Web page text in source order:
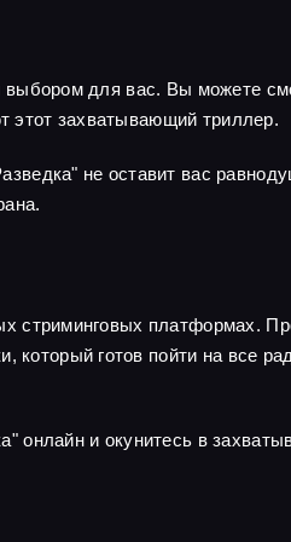
выбором для вас. Вы можете
этот захватывающий триллер.
не оставит вас
стриминговых платформах.
готов пойти на все
онлайн и окунитесь в